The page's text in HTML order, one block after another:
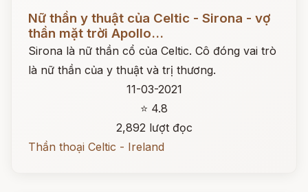
Nữ thần y thuật của Celtic - Sirona - vợ
thần mặt trời Apollo...
Sirona là nữ thần cổ của Celtic. Cô đóng vai trò
là nữ thần của y thuật và trị thương.
11-03-2021
⭐ 4.8
2,892 lượt đọc
Thần thoại Celtic - Ireland